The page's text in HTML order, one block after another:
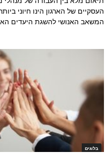
העסקיים של הארגון הינו חיוני
המשאב האנושי להשגת היעדים
בלוגים